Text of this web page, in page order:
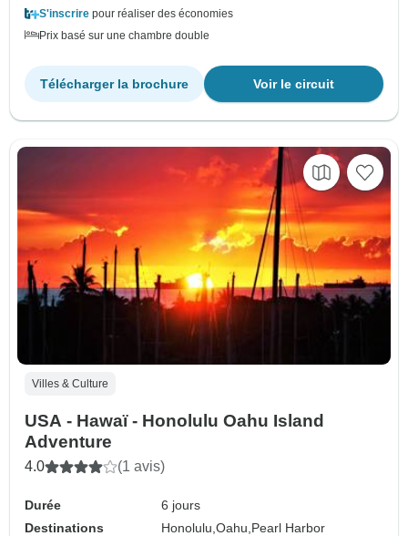
S'inscrire pour réaliser des économies
Prix basé sur une chambre double
Voir le circuit
Télécharger la brochure
Villes & Culture
USA - Hawaï - Honolulu Oahu Island
Adventure
4.0 (1 avis)
Durée
6 jours
Destinations
Honolulu,Oahu, Pearl Harbor